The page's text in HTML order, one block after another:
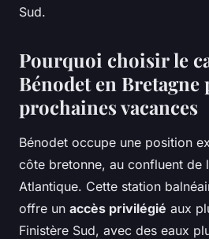
Sud.
Pourquoi choisir le
Bénodet en Bretagne
prochaines vacances
Bénodet occupe une position
côte bretonne, au confluent de
Atlantique. Cette station
offre un accès privilégié aux
Finistère Sud, avec des eaux